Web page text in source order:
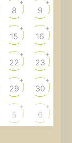
8
+
9
+
15
+
16
+
22
+
23
+
29
+
30
+
5
+
6
+